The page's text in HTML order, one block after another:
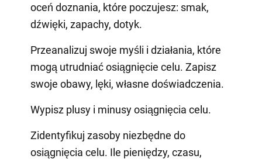
oceń doznania, które poczujesz: smak,
dźwięki, zapachy, dotyk.
Przeanalizuj swoje myśli i działania, które
mogą utrudniać osiągnięcie celu. Zapisz
swoje obawy, lęki, własne doświadczenia.
Wypisz plusy i minusy osiągnięcia celu.
Zidentyfikuj zasoby niezbędne do
osiągnięcia celu. Ile pieniędzy, czasu,